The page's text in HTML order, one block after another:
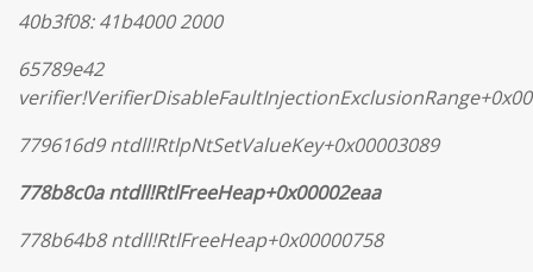
40b3f08: 41b4000 2000
65789e42
779616d9 ntdll!RtlpNtSetValueKey+0x00003089
778b8c0a ntdll!RtlFreeHeap+0x00002eaa
778b64b8 ntdll!RtlFreeHeap+0x00000758